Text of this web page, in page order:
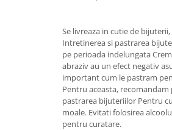
Cadouri pentru Doctori
Cadouri pentru Sfânta Maria
Se livreaza in cutie de
Intretinerea si pastrarea
pe perioada indelungata
abraziv au un efect negativ
important cum le pastram
Pentru aceasta,
pastrarea bijuteriilor Pentru
moale. Evitati folosirea
pentru curatare.